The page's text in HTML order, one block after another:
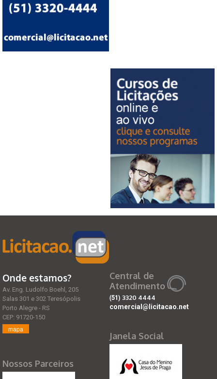
Onde estamos?
Av. Eng. Ludolfo Boehl, 205
Salas 301 e 302 Teresópolis
Porto Alegre - RS
CEP: 91720-150
mapa
Nossos Parceiros
Central de
Atendimento
(51) 3320 4444
comercial@licitacao.net
Janela Social